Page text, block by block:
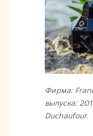
Фирма:
выпуска:
Duchaufour.